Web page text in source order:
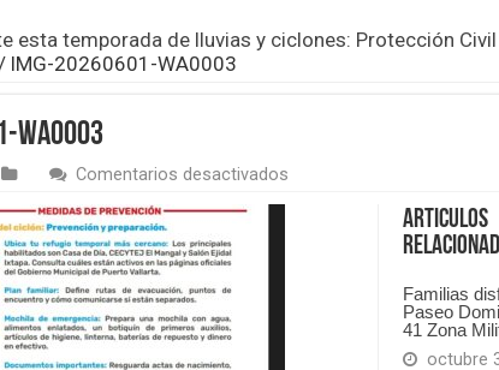
esta temporada de lluvias y ciclones: Protección
IMG-20260601-WA0003
WA0003
Comentarios desactivadosen
Articulos
Familias
Paseo
41 Zona
octubre